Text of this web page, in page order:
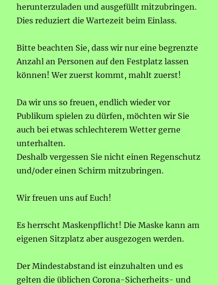
herunterzuladen und ausgefüllt mitzubringen.
Dies reduziert die Wartezeit beim Einlass.
Bitte beachten Sie, dass wir nur eine begrenzte
Anzahl an Personen auf den Festplatz lassen
können! Wer zuerst kommt, mahlt zuerst!
Da wir uns so freuen, endlich wieder vor
Publikum spielen zu dürfen, möchten wir Sie
auch bei etwas schlechterem Wetter gerne
unterhalten.
Deshalb vergessen Sie nicht einen Regenschutz
und/oder einen Schirm mitzubringen.
Wir freuen uns auf Euch!
Es herrscht Maskenpflicht! Die Maske kann am
eigenen Sitzplatz aber ausgezogen werden.
Der Mindestabstand ist einzuhalten und es
gelten die üblichen Corona-Sicherheits- und